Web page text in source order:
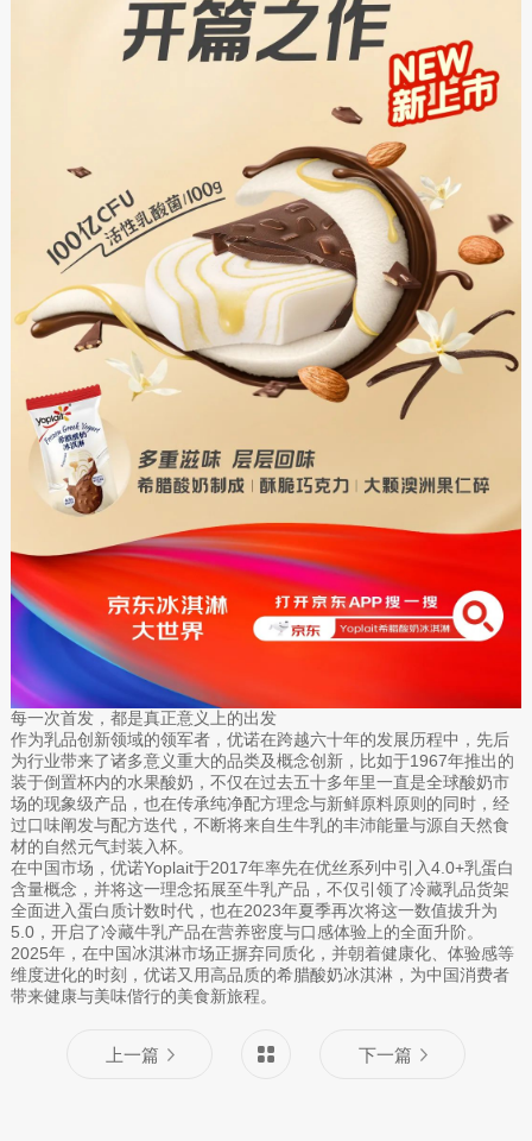
每一次首发，都是真正意义上的出发
作为乳品创新领域的领军者，优诺在跨越六十年的发展历程中，先后
为行业带来了诸多意义重大的品类及概念创新，比如于1967年推出的
装于倒置杯内的水果酸奶，不仅在过去五十多年里一直是全球酸奶市
场的现象级产品，也在传承纯净配方理念与新鲜原料原则的同时，经
过口味阐发与配方迭代，不断将来自生牛乳的丰沛能量与源自天然食
材的自然元气封装入杯。
在中国市场，优诺Yoplait于2017年率先在优丝系列中引入4.0+乳蛋白
含量概念，并将这一理念拓展至牛乳产品，不仅引领了冷藏乳品货架
全面进入蛋白质计数时代，也在2023年夏季再次将这一数值拔升为
5.0，开启了冷藏牛乳产品在营养密度与口感体验上的全面升阶。
2025年，在中国冰淇淋市场正摒弃同质化，并朝着健康化、体验感等
维度进化的时刻，优诺又用高品质的希腊酸奶冰淇淋，为中国消费者
带来健康与美味偕行的美食新旅程。
上一篇 下一篇